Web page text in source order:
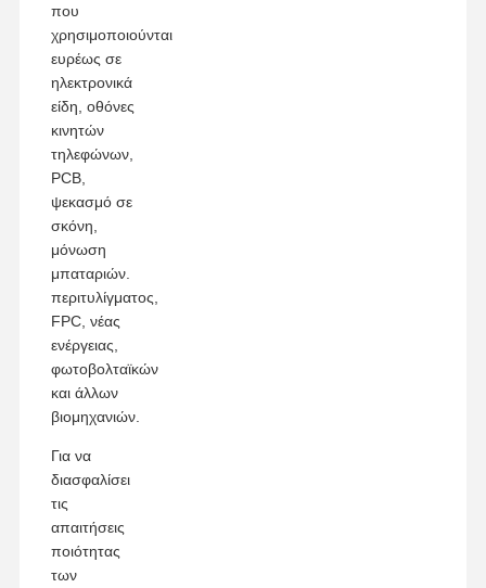
που
χρησιμοποιούνται
ευρέως σε
ηλεκτρονικά
είδη, οθόνες
κινητών
τηλεφώνων,
PCB,
ψεκασμό σε
σκόνη,
μόνωση
μπαταριών.
περιτυλίγματος,
FPC, νέας
ενέργειας,
φωτοβολταϊκών
και άλλων
βιομηχανιών.
Για να
διασφαλίσει
τις
απαιτήσεις
ποιότητας
των